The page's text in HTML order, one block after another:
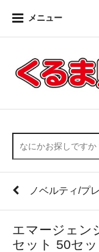
メニュー
ノベルティ/プ
エマージェン
セット 50セ